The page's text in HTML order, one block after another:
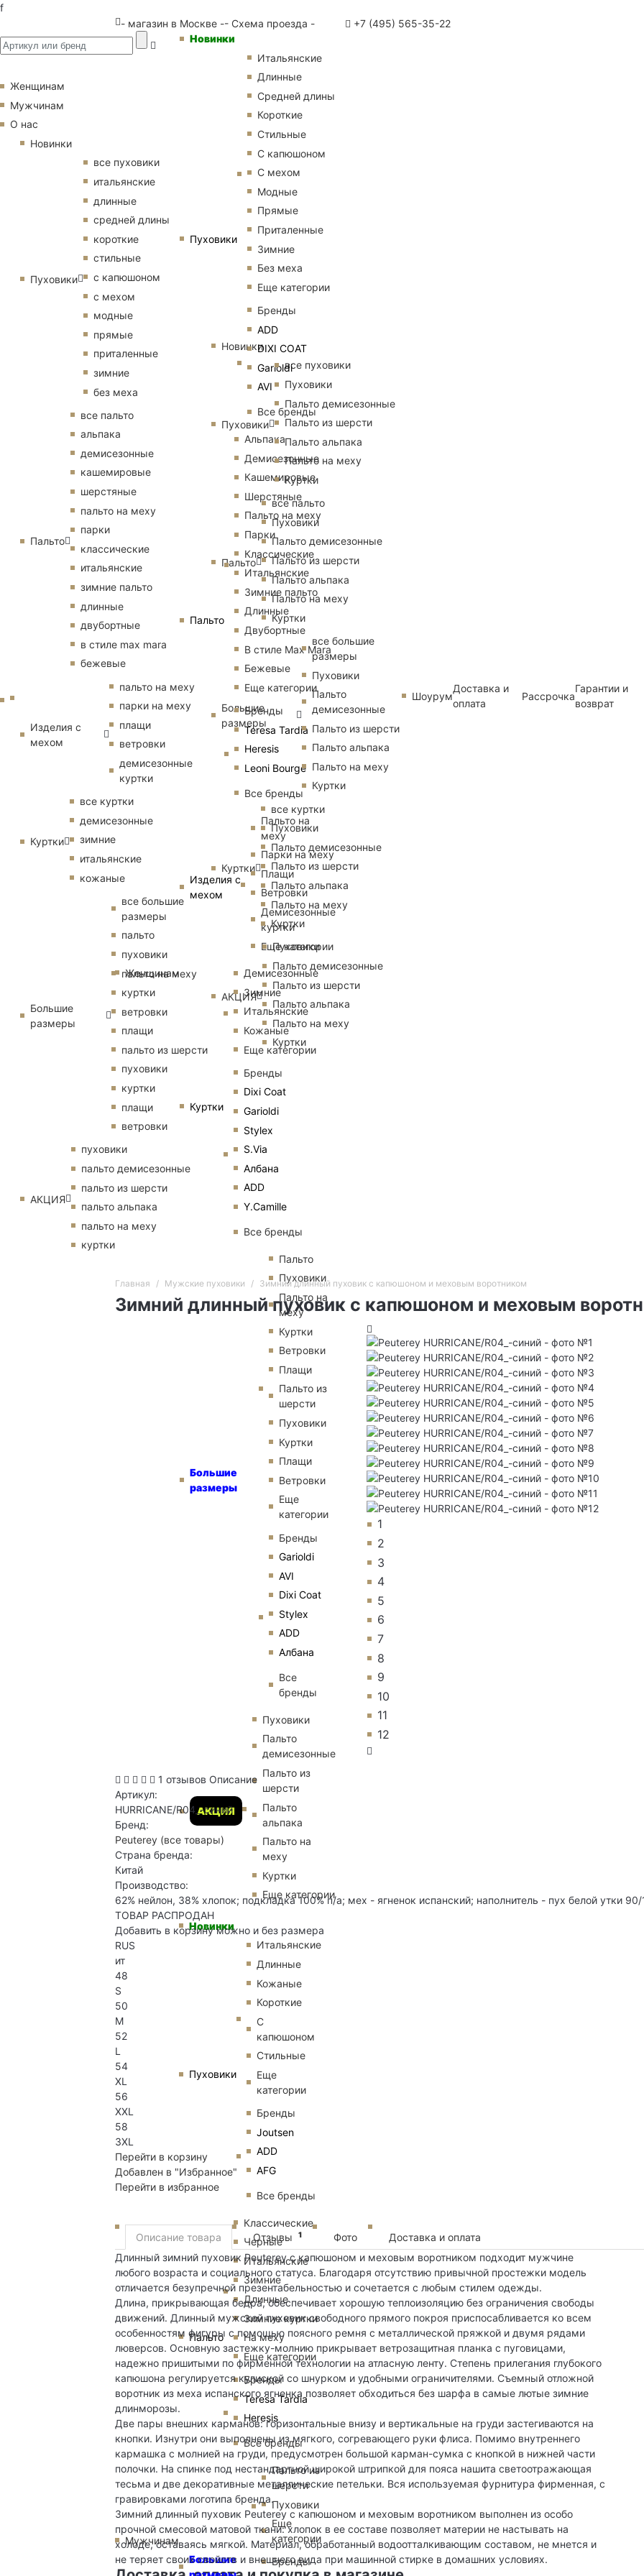
f
- магазин в Москве -- Схема проезда - +7 (495) 565-35-22
Женщинам
Новинки
Пуховики
Итальянские
Длинные
Средней длины
Короткие
Стильные
С капюшоном
С мехом
Модные
Прямые
Приталенные
Зимние
Без меха
Еще категории
Бренды
ADD
DIXI COAT
Garioldi
AVI
Все бренды
Пальто
Альпака
Демисезонные
Кашемировые
Шерстяные
Пальто на меху
Парки
Классические
Итальянские
Зимние пальто
Длинные
Двубортные
В стиле Max Mara
Бежевые
Еще категории
Бренды
Teresa Tardia
Heresis
Leoni Bourge
Все бренды
Изделия с
мехом
Пальто на
меху
Парки на меху
Плащи
Ветровки
Демисезонные
куртки
Еще категории
Куртки
Демисезонные
Зимние
Итальянские
Кожаные
Еще категории
Бренды
Dixi Coat
Garioldi
Stylex
S.Via
Албана
ADD
Y.Camille
Все бренды
Большие
размеры
Пальто
Пуховики
Пальто на
меху
Куртки
Ветровки
Плащи
Пальто из
шерсти
Пуховики
Куртки
Плащи
Ветровки
Еще
категории
Бренды
Garioldi
AVI
Dixi Coat
Stylex
ADD
Албана
Все
бренды
АКЦИЯ
Пуховики
Пальто
демисезонные
Пальто из
шерсти
Пальто
альпака
Пальто на
меху
Куртки
Еще категории
Мужчинам
Новинки
Пуховики
Итальянские
Длинные
Кожаные
Короткие
С
капюшоном
Стильные
Еще
категории
Бренды
Joutsen
ADD
AFG
Все бренды
Пальто
Классические
Черные
Итальянские
Зимние
Длинные
Зимние куртки
На меху
Еще категории
Бренды
Teresa Tardia
Heresis
Все бренды
Большие
Пальто из
шерсти
Пуховики
Еще
категории
Бренды
Женщинам
Мужчинам
О нас
Новинки
Пуховики
все пуховики
итальянские
длинные
средней длины
короткие
стильные
с капюшоном
с мехом
модные
прямые
приталенные
зимние
без меха
Пальто
все пальто
альпака
демисезонные
кашемировые
шерстяные
пальто на меху
парки
классические
итальянские
зимние пальто
длинные
двубортные
в стиле max mara
бежевые
Изделия с
мехом
пальто на меху
парки на меху
плащи
ветровки
демисезонные
куртки
Куртки
все куртки
демисезонные
зимние
итальянские
кожаные
Большие
размеры
все большие
размеры
пальто
пуховики
пальто на меху
куртки
ветровки
плащи
пальто из шерсти
пуховики
куртки
плащи
ветровки
АКЦИЯ
пуховики
пальто демисезонные
пальто из шерсти
пальто альпака
пальто на меху
куртки
Новинки
Пуховики
все пуховики
Пуховики
Пальто демисезонные
Пальто из шерсти
Пальто альпака
Пальто на меху
Куртки
Пальто
все пальто
Пуховики
Пальто демисезонные
Пальто из шерсти
Пальто альпака
Пальто на меху
Куртки
Большие
размеры
все большие
размеры
Пуховики
Пальто
демисезонные
Пальто из шерсти
Пальто альпака
Пальто на меху
Куртки
Куртки
все куртки
Пуховики
Пальто демисезонные
Пальто из шерсти
Пальто альпака
Пальто на меху
Куртки
АКЦИЯ
Пуховики
Пальто демисезонные
Пальто из шерсти
Пальто альпака
Пальто на меху
Куртки
Шоурум
Доставка и
оплата
Рассрочка
Гарантии и
возврат
Главная Мужские пуховики Зимний длинный пуховик с капюшоном и меховым воротником
Зимний длинный пуховик с капюшоном и меховым
1
2
3
4
5
6
7
8
9
10
11
12
1 отзывов Описание
Артикул:
HURRICANE/R04_-синий
Бренд:
Peuterey (все товары)
Страна бренда:
Китай
Производство:
62% нейлон, 38% хлопок; подкладка 100% п/а; мех - ягненок испанский; наполнитель - пух белой утки 90/
ТОВАР РАСПРОДАН
Добавить в корзину можно и без размера
RUS
ит
48
S
50
M
52
L
54
XL
56
XXL
58
3XL
Перейти в корзину
Добавлен в "Избранное"
Перейти в избранное
Описание товара Отзывы 1 Фото
Доставка и оплата
Длинный зимний пуховик Peuterey с капюшоном и меховым воротником подходит мужчине
любого возраста и социального статуса. Благодаря отсутствию привычной простежки модель
отличается безупречной презентабельностью и сочетается с любым стилем одежды.
Длина, прикрывающая бедра, обеспечивает хорошую теплоизоляцию без ограничения свободы
движений. Длинный мужской пуховик свободного прямого покроя приспосабливается ко всем
особенностям фигуры с помощью поясного ремня с металлической пряжкой и двумя рядами
люверсов. Основную застежку-молнию прикрывает ветрозащитная планка с пуговицами,
надежно пришитыми по фирменной технологии на атласную ленту. Степень прилегания глубокого
капюшона регулируется кулиской со шнурком и удобными ограничителями. Съемный отложной
воротник из меха испанского ягненка позволяет обходиться без шарфа в самые лютые зимние
длинморозы.
Две пары внешних карманов: горизонтальные внизу и вертикальные на груди застегиваются на
кнопки. Изнутри они выполнены из мягкого, согревающего руки флиса. Помимо внутреннего
кармашка с молнией на груди, предусмотрен большой карман-сумка с кнопкой в нижней части
полочки. На спинке под нестандартной широкой штрипкой для пояса нашита светоотражающая
тесьма и две декоративные металлические петельки. Вся используемая фурнитура фирменная, с
гравировками логотипа бренда.
Зимний длинный пуховик Peuterey с капюшоном и меховым воротником выполнен из особо
прочной смесовой матовой ткани: хлопок в ее составе позволяет материи не настывать на
холоде, оставаясь мягкой. Материал, обработанный водоотталкивающим составом, не мнется и
не теряет своих свойств и внешнего вида при машинной стирке в домашних условиях.